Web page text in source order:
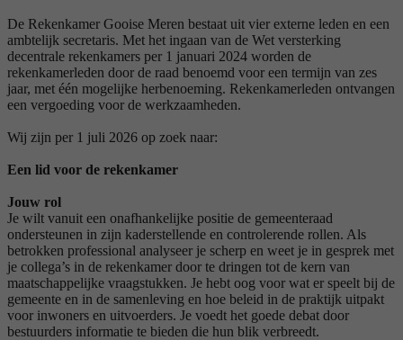
De Rekenkamer Gooise Meren bestaat uit vier externe leden en een
ambtelijk secretaris. Met het ingaan van de Wet versterking
decentrale rekenkamers per 1 januari 2024 worden de
rekenkamerleden door de raad benoemd voor een termijn van zes
jaar, met één mogelijke herbenoeming. Rekenkamerleden ontvangen
een vergoeding voor de werkzaamheden.
Wij zijn per 1 juli 2026 op zoek naar:
Een lid voor de rekenkamer
Jouw rol
Je wilt vanuit een onafhankelijke positie de gemeenteraad
ondersteunen in zijn kaderstellende en controlerende rollen. Als
betrokken professional analyseer je scherp en weet je in gesprek met
je collega’s in de rekenkamer door te dringen tot de kern van
maatschappelijke vraagstukken. Je hebt oog voor wat er speelt bij de
gemeente en in de samenleving en hoe beleid in de praktijk uitpakt
voor inwoners en uitvoerders. Je voedt het goede debat door
bestuurders informatie te bieden die hun blik verbreedt.